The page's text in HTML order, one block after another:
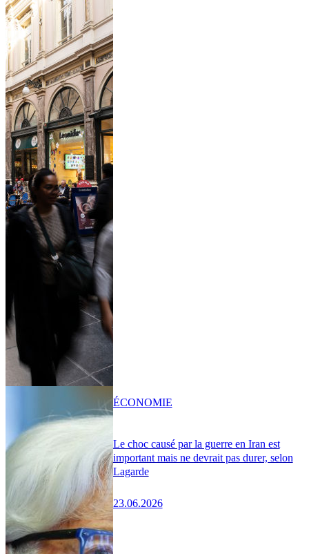
Le choc causé par la guerre en Iran est
important mais ne devrait pas durer, selon
Lagarde
23.06.2026
ÉCONOMIE